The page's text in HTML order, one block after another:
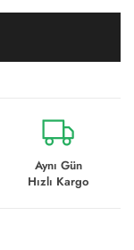
Aynı Gün
Hızlı Kargo